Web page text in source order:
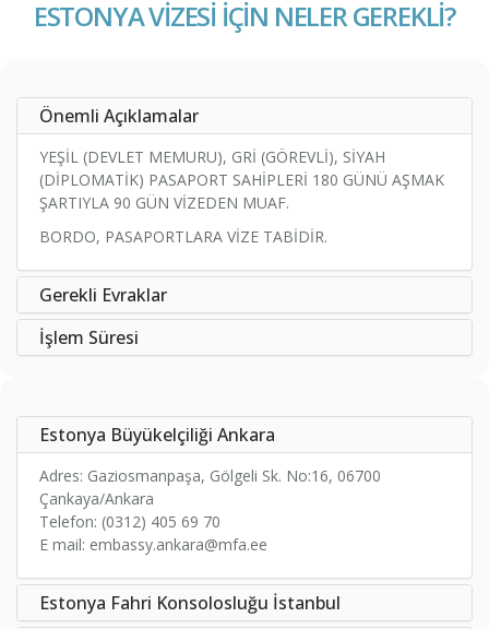
ESTONYA VİZESİ İÇİN NELER GEREKLİ?
Önemli Açıklamalar
YEŞİL (DEVLET MEMURU), GRİ (GÖREVLİ), SİYAH
(DİPLOMATİK) PASAPORT SAHİPLERİ 180 GÜNÜ AŞMAK
ŞARTIYLA 90 GÜN VİZEDEN MUAF.
BORDO, PASAPORTLARA VİZE TABİDİR.
Gerekli Evraklar
İşlem Süresi
Estonya Büyükelçiliği Ankara
Adres: Gaziosmanpaşa, Gölgeli Sk. No:16, 06700
Çankaya/Ankara
Telefon: (0312) 405 69 70
E mail: embassy.ankara@mfa.ee
Estonya Fahri Konsolosluğu İstanbul